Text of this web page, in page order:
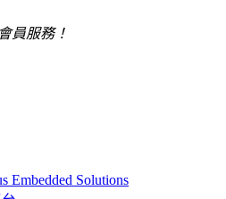
員服務！
Embedded Solutions